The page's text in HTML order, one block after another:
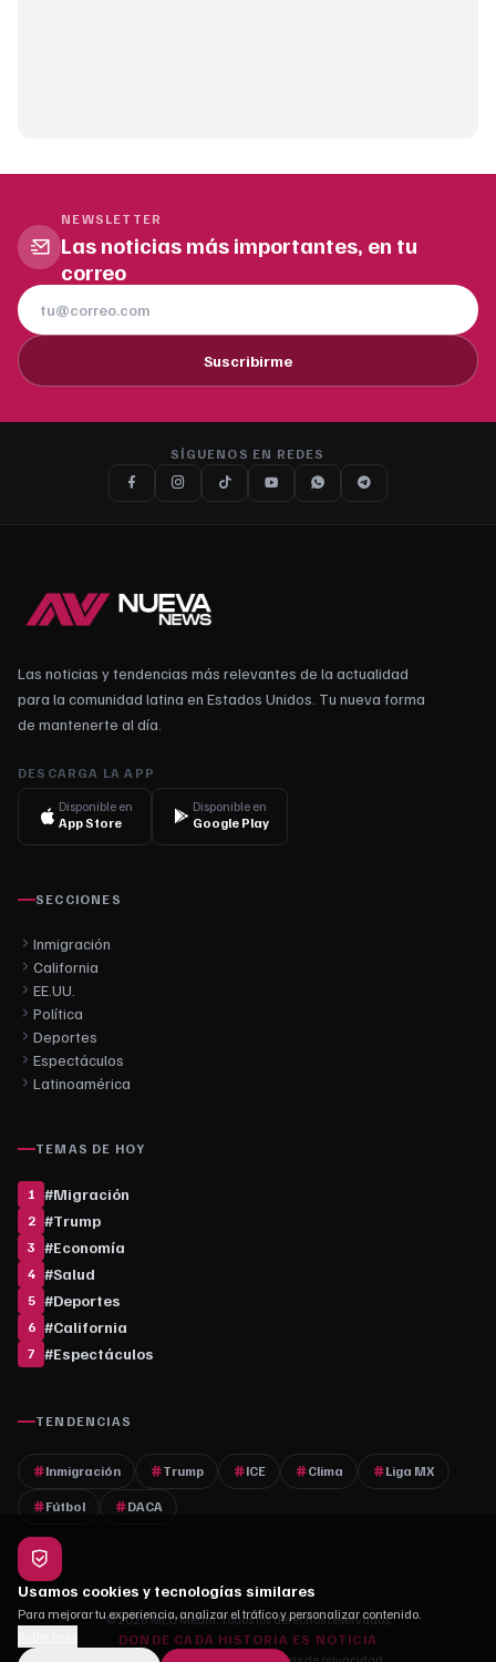
NEWSLETTER
Las noticias más importantes, en tu
correo
Suscribirme
SÍGUENOS EN REDES
Las noticias y tendencias más relevantes de la actualidad
para la comunidad latina en Estados Unidos. Tu nueva forma
de mantenerte al día.
DESCARGA LA APP
Disponible en
App Store
Disponible en
Google Play
SECCIONES
Inmigración
California
EE.UU.
Política
Deportes
Espectáculos
Latinoamérica
TEMAS DE HOY
1 #Migración
2 #Trump
3 #Economía
4 #Salud
5 #Deportes
6 #California
7 #Espectáculos
TENDENCIAS
Inmigración Trump ICE Clima Liga MX
Fútbol DACA
© 2026 MLC Media. Todos los derechos reservados.
DONDE CADA HISTORIA ES NOTICIA
Usamos cookies y tecnologías similares
Para mejorar tu experiencia, analizar el tráfico y personalizar contenido.